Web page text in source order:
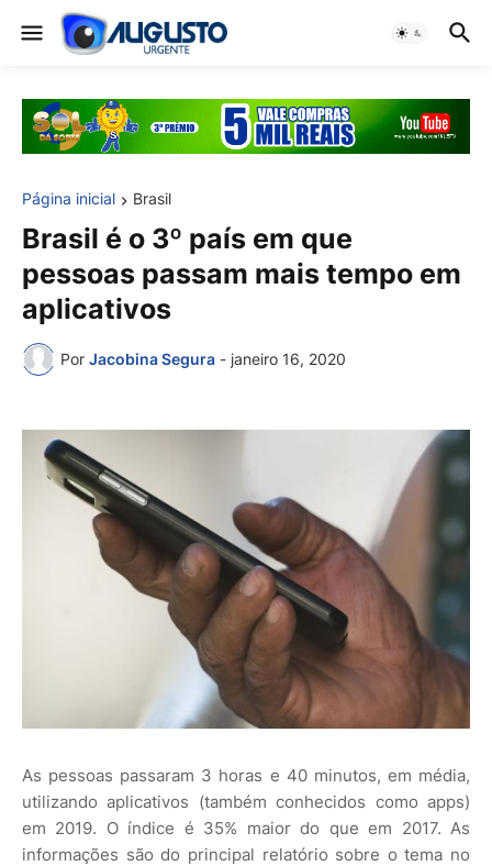
Página inicial Brasil
Brasil é o 3º país em que
pessoas passam mais tempo em
aplicativos
Por Jacobina Segura - janeiro 16, 2020
As pessoas passaram 3 horas e 40 minutos, em média,
utilizando aplicativos (também conhecidos como apps)
em 2019. O índice é 35% maior do que em 2017. As
informações são do principal relatório sobre o tema no